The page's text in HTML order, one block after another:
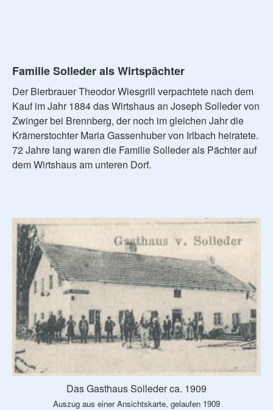
Familie Solleder als Wirtspächter
Der Bierbrauer Theodor Wiesgrill verpachtete nach dem
Kauf im Jahr 1884 das Wirtshaus an Joseph Solleder von
Zwinger bei Brennberg, der noch im gleichen Jahr die
Krämerstochter Maria Gassenhuber von Irlbach heiratete.
72 Jahre lang waren die Familie Solleder als Pächter auf
dem Wirtshaus am unteren Dorf.
Das Gasthaus Solleder ca. 1909
Auszug aus einer Ansichtskarte, gelaufen 1909